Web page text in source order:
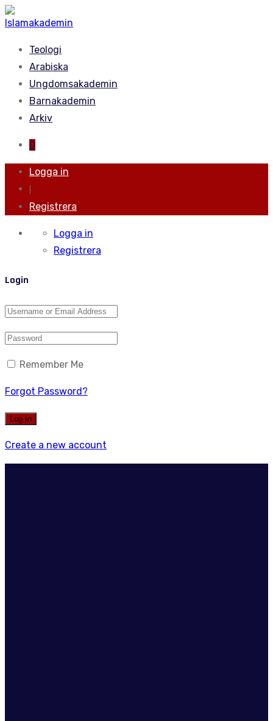
Teologi
Arabiska
Ungdomsakademin
Barnakademin
Arkiv
0
Logga in
Registrera
Logga in
Registrera
Login
Remember Me
Forgot Password?
Create a new account